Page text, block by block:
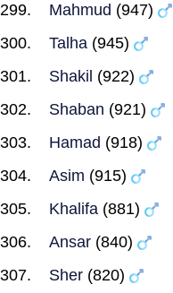
Mahmud (947)
Talha (945)
Shakil (922)
Shaban (921)
Hamad (918)
Asim (915)
Khalifa (881)
Ansar (840)
Sher (820)